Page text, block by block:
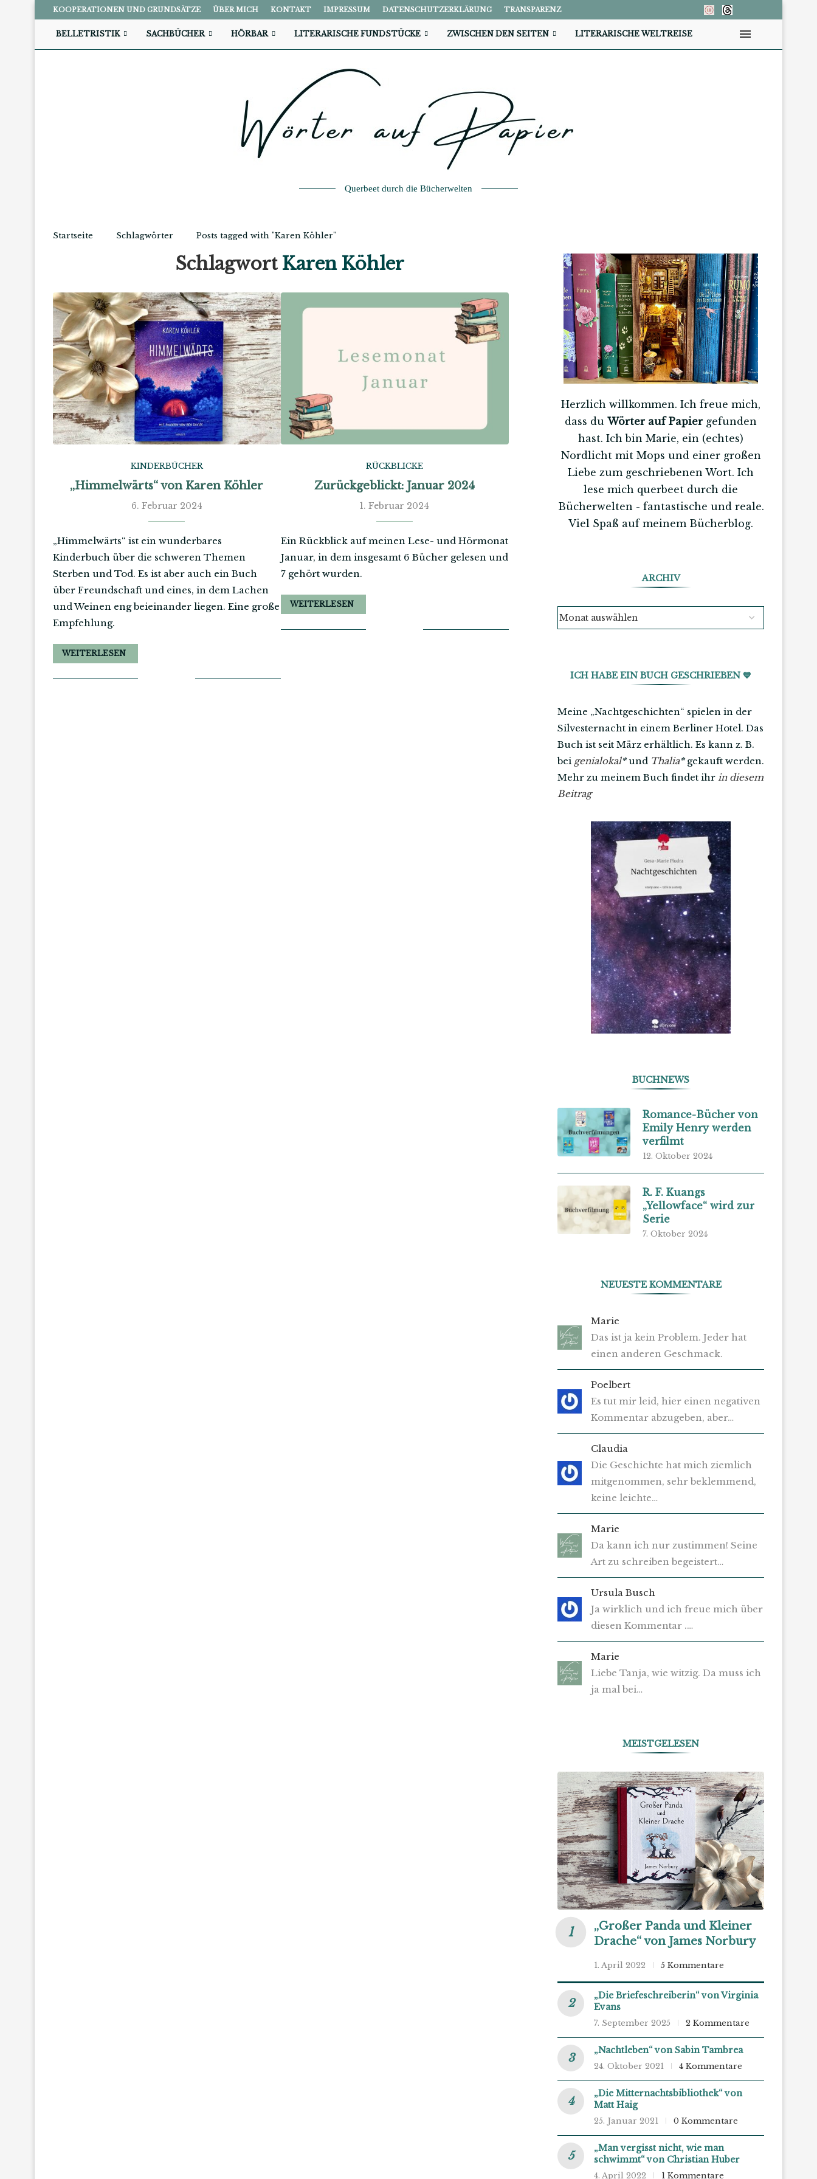
KOOPERATIONEN UND GRUNDSÄTZE ÜBER MICH KONTAKT IMPRESSUM DATENSCHUTZERKLÄRUNG TRANSPARENZ
BELLETRISTIK SACHBÜCHER HÖRBAR LITERARISCHE FUNDSTÜCKE ZWISCHEN DEN SEITEN LITERARISCHE WELTREISE
Querbeet durch die Bücherwelten
Startseite Schlagwörter Posts tagged with "Karen Köhler"
Schlagwort Karen Köhler
KINDERBÜCHER
„Himmelwärts“ von Karen Köhler
6. Februar 2024
„Himmelwärts“ ist ein wunderbares
Kinderbuch über die schweren Themen
Sterben und Tod. Es ist aber auch ein Buch
über Freundschaft und eines, in dem Lachen
und Weinen eng beieinander liegen. Eine große
Empfehlung.
WEITERLESEN
RÜCKBLICKE
Zurückgeblickt: Januar 2024
1. Februar 2024
Ein Rückblick auf meinen Lese- und Hörmonat
Januar, in dem insgesamt 6 Bücher gelesen und
7 gehört wurden.
WEITERLESEN
Herzlich willkommen. Ich freue mich,
dass du Wörter auf Papiergefunden
hast. Ich bin Marie, ein (echtes)
Nordlicht mit Mops und einer großen
Liebe zum geschriebenen Wort. Ich
lese mich querbeet durch die
Bücherwelten - fantastische und reale.
Viel Spaß auf meinem Bücherblog.
ARCHIV
ICH HABE EIN BUCH GESCHRIEBEN 💙
Meine „Nachtgeschichten“ spielen in der
Silvesternacht in einem Berliner Hotel. Das
Buch ist seit März erhältlich. Es kann z. B.
bei genialokal*und Thalia*gekauft werden.
Mehr zu meinem Buch findet ihr in diesem
Beitrag
BUCHNEWS
Romance-Bücher von
Emily Henry werden
verfilmt
12. Oktober 2024
R. F. Kuangs
„Yellowface“ wird zur
Serie
7. Oktober 2024
NEUESTE KOMMENTARE
Marie
Das ist ja kein Problem. Jeder hat
einen anderen Geschmack.
Poelbert
Es tut mir leid, hier einen negativen
Kommentar abzugeben, aber…
Claudia
Die Geschichte hat mich ziemlich
mitgenommen, sehr beklemmend,
keine leichte…
Marie
Da kann ich nur zustimmen! Seine
Art zu schreiben begeistert…
Ursula Busch
Ja wirklich und ich freue mich über
diesen Kommentar .…
Marie
Liebe Tanja, wie witzig. Da muss ich
ja mal bei…
MEISTGELESEN
„Großer Panda und Kleiner
Drache“ von James Norbury
1. April 2022 5 Kommentare
„Die Briefeschreiberin“ von Virginia
Evans
7. September 2025 2 Kommentare
„Nachtleben“ von Sabin Tambrea
24. Oktober 2021 4 Kommentare
„Die Mitternachtsbibliothek“ von
Matt Haig
25. Januar 2021 0 Kommentare
„Man vergisst nicht, wie man
schwimmt“ von Christian Huber
4. April 2022 1 Kommentare